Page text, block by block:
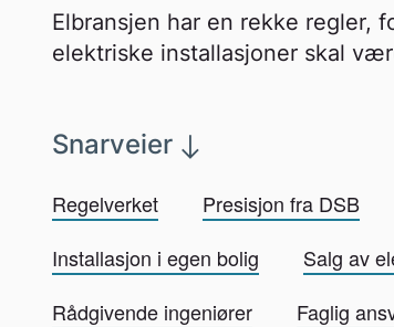
Elbransjen har en rekke regler,
elektriske installasjoner skal
Snarveier
Regelverket Presisjon fra DSB
Installasjon i egen bolig
Salg av
Rådgivende ingeniører
Faglig